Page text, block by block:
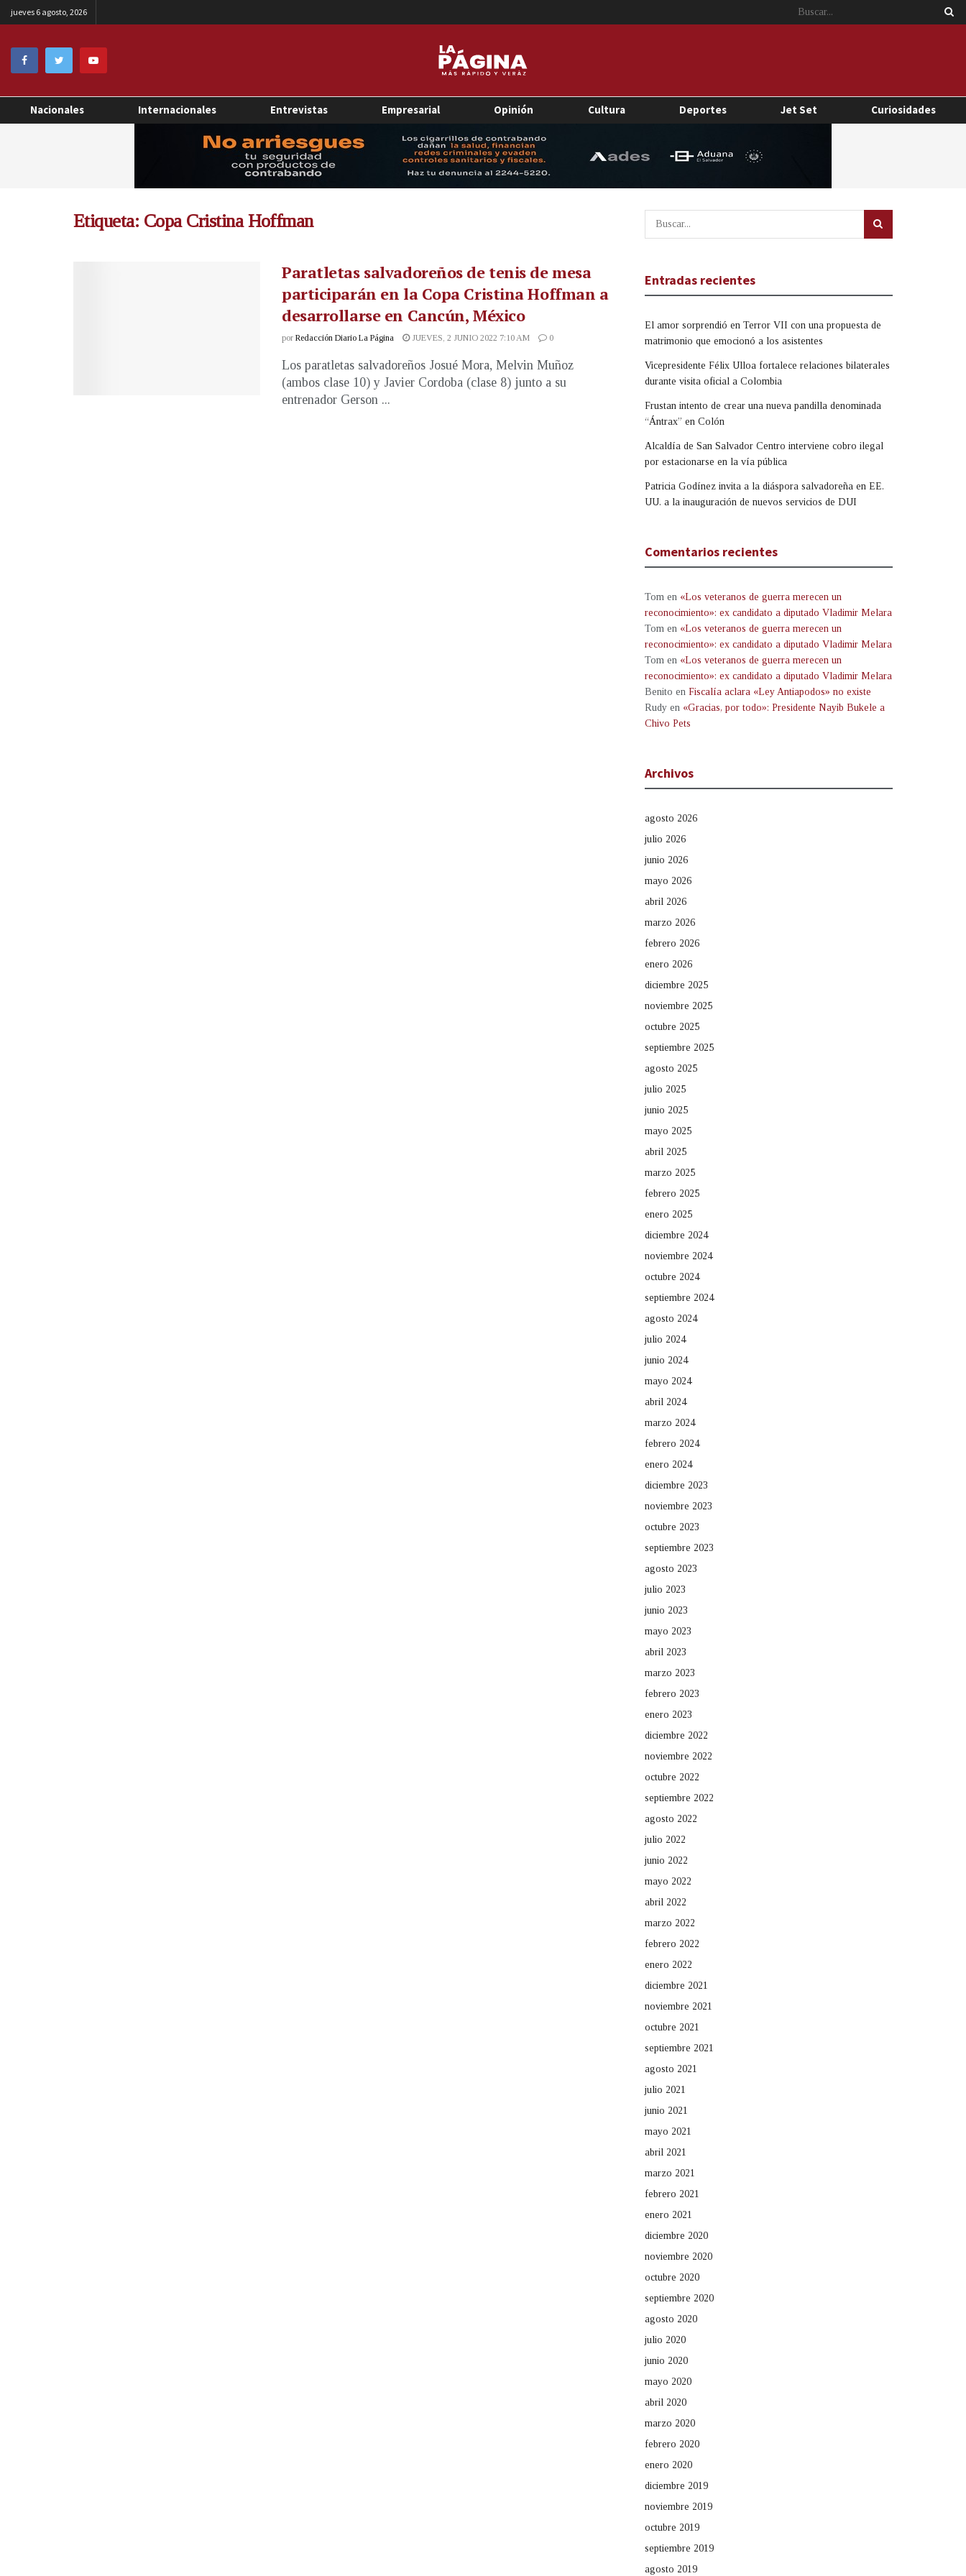
jueves 6 agosto, 2026
Nacionales Internacionales Entrevistas Empresarial Opinión Cultura Deportes Jet Set Curiosidades
Etiqueta: Copa Cristina Hoffman
Paratletas salvadoreños de tenis de mesa
participarán en la Copa Cristina Hoffman a
desarrollarse en Cancún, México
por Redacción Diario La Página JUEVES, 2 JUNIO 2022 7:10 AM 0
Los paratletas salvadoreños Josué Mora, Melvin Muñoz
(ambos clase 10) y Javier Cordoba (clase 8) junto a su
entrenador Gerson ...
Entradas recientes
El amor sorprendió en Terror VII con una propuesta de
matrimonio que emocionó a los asistentes
Vicepresidente Félix Ulloa fortalece relaciones bilaterales
durante visita oficial a Colombia
Frustan intento de crear una nueva pandilla denominada
“Ántrax” en Colón
Alcaldía de San Salvador Centro interviene cobro ilegal
por estacionarse en la vía pública
Patricia Godínez invita a la diáspora salvadoreña en EE.
UU. a la inauguración de nuevos servicios de DUI
Comentarios recientes
Tom en «Los veteranos de guerra merecen un
reconocimiento»: ex candidato a diputado Vladimir Melara
Tom en «Los veteranos de guerra merecen un
reconocimiento»: ex candidato a diputado Vladimir Melara
Tom en «Los veteranos de guerra merecen un
reconocimiento»: ex candidato a diputado Vladimir Melara
Benito en Fiscalía aclara «Ley Antiapodos» no existe
Rudy en «Gracias, por todo»: Presidente Nayib Bukele a
Chivo Pets
Archivos
agosto 2026
julio 2026
junio 2026
mayo 2026
abril 2026
marzo 2026
febrero 2026
enero 2026
diciembre 2025
noviembre 2025
octubre 2025
septiembre 2025
agosto 2025
julio 2025
junio 2025
mayo 2025
abril 2025
marzo 2025
febrero 2025
enero 2025
diciembre 2024
noviembre 2024
octubre 2024
septiembre 2024
agosto 2024
julio 2024
junio 2024
mayo 2024
abril 2024
marzo 2024
febrero 2024
enero 2024
diciembre 2023
noviembre 2023
octubre 2023
septiembre 2023
agosto 2023
julio 2023
junio 2023
mayo 2023
abril 2023
marzo 2023
febrero 2023
enero 2023
diciembre 2022
noviembre 2022
octubre 2022
septiembre 2022
agosto 2022
julio 2022
junio 2022
mayo 2022
abril 2022
marzo 2022
febrero 2022
enero 2022
diciembre 2021
noviembre 2021
octubre 2021
septiembre 2021
agosto 2021
julio 2021
junio 2021
mayo 2021
abril 2021
marzo 2021
febrero 2021
enero 2021
diciembre 2020
noviembre 2020
octubre 2020
septiembre 2020
agosto 2020
julio 2020
junio 2020
mayo 2020
abril 2020
marzo 2020
febrero 2020
enero 2020
diciembre 2019
noviembre 2019
octubre 2019
septiembre 2019
agosto 2019